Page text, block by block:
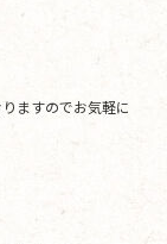
ますのでお気軽に